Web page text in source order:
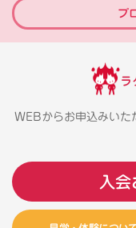
プ
WEBからお申込みいた
入